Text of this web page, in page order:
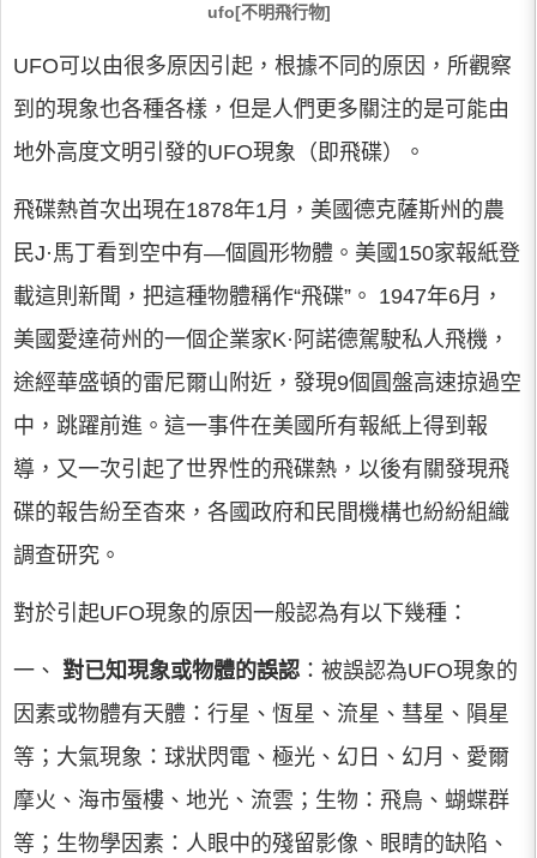
ufo[不明飛行物]
UFO可以由很多原因引起，根據不同的原因，所觀察
到的現象也各種各樣，但是人們更多關注的是可能由
地外高度文明引發的UFO現象（即飛碟）。
飛碟熱首次出現在1878年1月，美國德克薩斯州的農
民J·馬丁看到空中有—個圓形物體。美國150家報紙登
載這則新聞，把這種物體稱作“飛碟”。 1947年6月，
美國愛達荷州的一個企業家K·阿諾德駕駛私人飛機，
途經華盛頓的雷尼爾山附近，發現9個圓盤高速掠過空
中，跳躍前進。這一事件在美國所有報紙上得到報
導，又一次引起了世界性的飛碟熱，以後有關發現飛
碟的報告紛至杳來，各國政府和民間機構也紛紛組織
調查研究。
對於引起UFO現象的原因一般認為有以下幾種：
一、 對已知現象或物體的誤認 ：被誤認為UFO現象的
因素或物體有天體：行星、恆星、流星、彗星、隕星
等；大氣現象：球狀閃電、極光、幻日、幻月、愛爾
摩火、海市蜃樓、地光、流雲；生物：飛鳥、蝴蝶群
等；生物學因素：人眼中的殘留影像、眼睛的缺陷、